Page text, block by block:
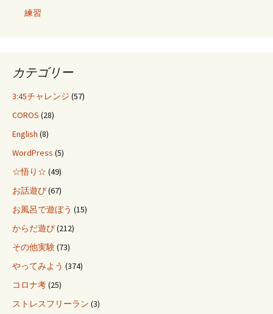
練習
カテゴリー
3:45チャレンジ (57)
COROS (28)
English (8)
WordPress (5)
☆悟り☆ (49)
お話遊び(67)
お風呂で遊ぼう (15)
からだ遊び(212)
その他実験(73)
やってみよう (374)
コロナ考(25)
ストレスフリーラン (3)